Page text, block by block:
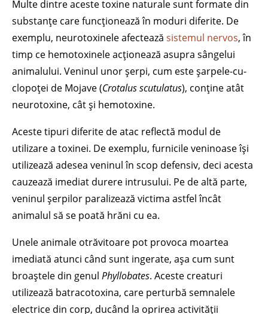
Multe dintre aceste toxine naturale sunt formate din
substanțe care funcționează în moduri diferite. De
exemplu, neurotoxinele afectează sistemul nervos, în
timp ce hemotoxinele acționează asupra sângelui
animalului. Veninul unor șerpi, cum este șarpele-cu-
clopoței de Mojave (Crotalus scutulatus), conține atât
neurotoxine, cât și hemotoxine.
Aceste tipuri diferite de atac reflectă modul de
utilizare a toxinei. De exemplu, furnicile veninoase își
utilizează adesea veninul în scop defensiv, deci acesta
cauzează imediat durere intrusului. Pe de altă parte,
veninul șerpilor paralizează victima astfel încât
animalul să se poată hrăni cu ea.
Unele animale otrăvitoare pot provoca moartea
imediată atunci când sunt ingerate, așa cum sunt
broaștele din genul Phyllobates. Aceste creaturi
utilizează batracotoxina, care perturbă semnalele
electrice din corp, ducând la oprirea activității